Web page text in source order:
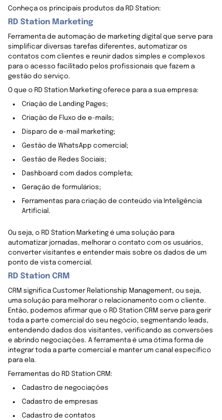
Conheça os principais produtos da RD Station:
RD Station Marketing
Ferramenta de automação de marketing digital que serve para
simplificar diversas tarefas diferentes, automatizar os
contatos com clientes e reunir dados simples e complexos
para o acesso facilitado pelos profissionais que fazem a
gestão do serviço.
O que o RD Station Marketing oferece para a sua empresa:
Criação de Landing Pages;
Criação de Fluxo de e-mails;
Disparo de e-mail marketing;
Gestão de WhatsApp comercial;
Gestão de Redes Sociais;
Dashboard com dados completa;
Geração de formulários;
Ferramentas para criação de conteúdo via Inteligência
Artificial.
Ou seja, o RD Station Marketing é uma solução para
automatizar jornadas, melhorar o contato com os usuários,
converter visitantes e entender mais sobre os dados de um
ponto de vista comercial.
RD Station CRM
CRM significa Customer Relationship Management, ou seja,
uma solução para melhorar o relacionamento com o cliente.
Então, podemos afirmar que o RD Station CRM serve para gerir
toda a parte comercial do seu negócio, segmentando leads,
entendendo dados dos visitantes, verificando as conversões
e abrindo negociações. A ferramenta é uma ótima forma de
integrar toda a parte comercial e manter um canal específico
para ela.
Ferramentas do RD Station CRM:
Cadastro de negociações
Cadastro de empresas
Cadastro de contatos